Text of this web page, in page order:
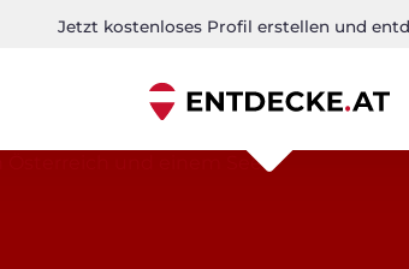
Jetzt kostenloses Profil erstellen und